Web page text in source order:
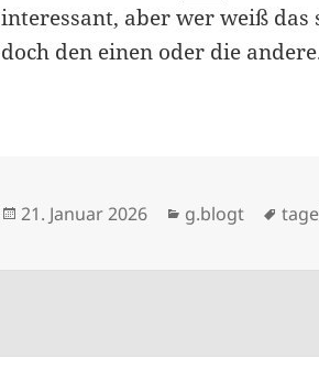
interessant, aber wer weiß
doch den einen oder die
Veröffentlicht
21. Januar 2026 Kategorien
g.blogt